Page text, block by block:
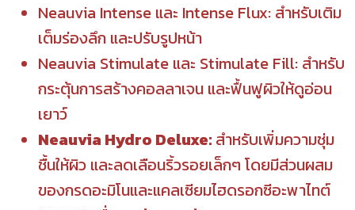
Neauvia Intense และ Intense Flux: สำหรับเติม
เต็มร่องลึก และปรับรูปหน้า
Neauvia Stimulate และ Stimulate Fill: สำหรับ
กระตุ้นการสร้างคอลลาเจน และฟื้นฟูผิวให้ดูอ่อน
เยาว์
Neauvia Hydro Deluxe: สำหรับเพิ่มความชุ่ม
ชื้นให้ผิว และลดเลือนริ้วรอยเล็กๆ โดยมีส่วนผสม
ของกรดอะมิโนและแคลเซียมไฮดรอกซีอะพาไทต์